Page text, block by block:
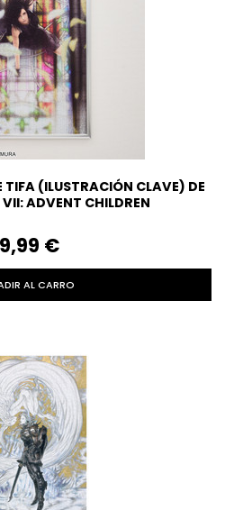
TIFA (ILUSTRACIÓN CLAVE) DE
ADVENT CHILDREN
‎€
AL CARRO